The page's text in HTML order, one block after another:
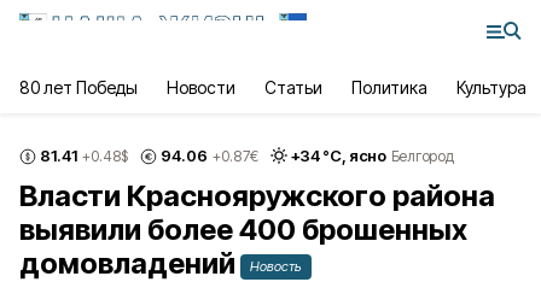
80 лет Победы Новости Статьи Политика Культура
81.41 +0.48$ 94.06 +0.87€ +34°С, ясно Белгород
Власти Краснояружского района
выявили более 400 брошенных
домовладений
Новость